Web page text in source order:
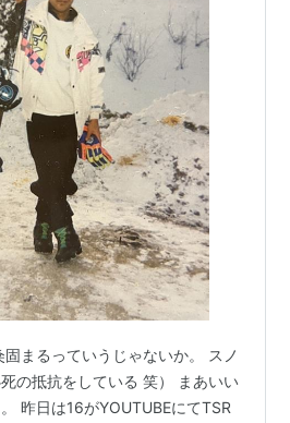
まるっていうじゃないか。 スノ
の抵抗をしている 笑） まあいい
昨日は16がYOUTUBEにてTSR